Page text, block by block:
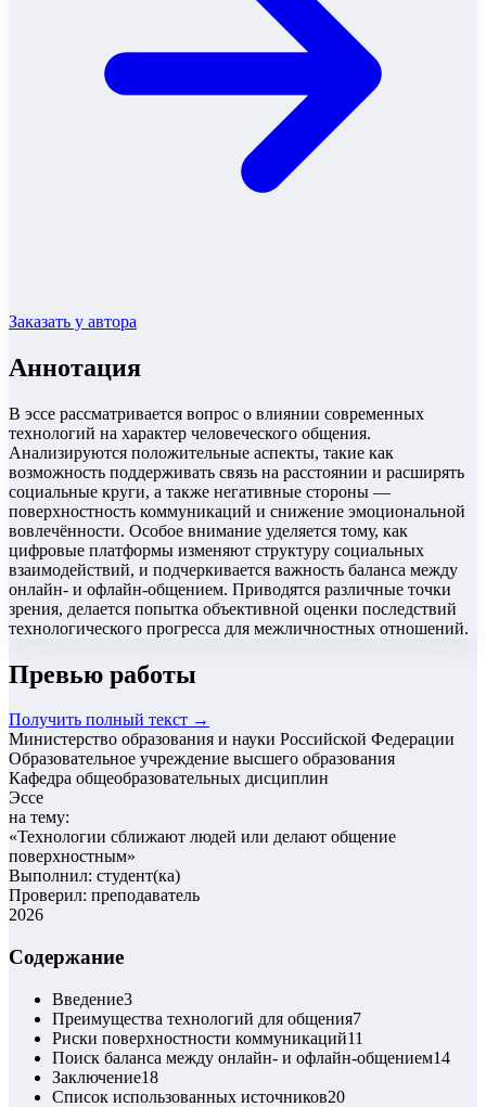
Заказать у автора
Аннотация
В эссе рассматривается вопрос о влиянии современных
технологий на характер человеческого общения.
Анализируются положительные аспекты, такие как
возможность поддерживать связь на расстоянии и расширять
социальные круги, а также негативные стороны —
поверхностность коммуникаций и снижение эмоциональной
вовлечённости. Особое внимание уделяется тому, как
цифровые платформы изменяют структуру социальных
взаимодействий, и подчеркивается важность баланса между
онлайн- и офлайн-общением. Приводятся различные точки
зрения, делается попытка объективной оценки последствий
технологического прогресса для межличностных отношений.
Превью работы
Получить полный текст →
Министерство образования и науки Российской Федерации
Образовательное учреждение высшего образования
Кафедра общеобразовательных дисциплин
Эссе
на тему:
«Технологии сближают людей или делают общение
поверхностным»
Выполнил: студент(ка)
Проверил: преподаватель
2026
Содержание
Введение3
Преимущества технологий для общения7
Риски поверхностности коммуникаций11
Поиск баланса между онлайн- и офлайн-общением14
Заключение18
Список использованных источников20